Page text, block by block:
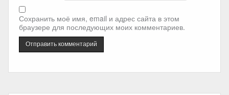
Сохранить моё имя, email и адрес сайта в этом
браузере для последующих моих комментариев.